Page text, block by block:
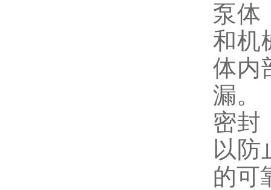
泵体
和机
体内
漏。
密封
以防
的可